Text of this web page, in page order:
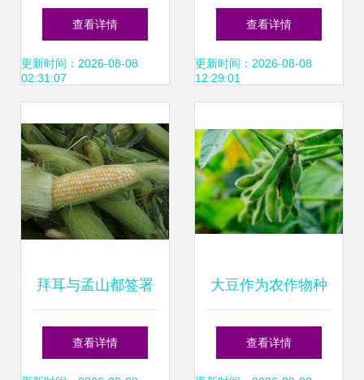
新参考 优质品种与
选购指南
查看详情
更新时间：2026-08-08
02:31:07
鉴与种植管理指南
查看详情
更新时间：2026-08-08
12:29:01
拜耳与孟山都签署
玉米种子处理剂协
查看详情
大豆作为农作物种
子的五大特征分析
查看详情